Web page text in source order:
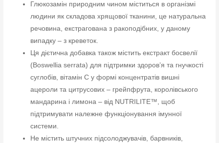
Глюкозамін природним чином міститься в організмі
людини як складова хрящової тканини, це натуральна
речовина, екстрагована з ракоподібних, у даному
випадку – з креветок.
Ця дієтична добавка також містить екстракт босвелії
(Boswellia serrata) для підтримки здоров’я та гнучкості
суглобів, вітамін C у формі концентратів вишні
ацероли та цитрусових – грейпфрута, королівського
мандарина і лимона – від NUTRILITE™, щоб
підтримувати належне функціонування імунної
системи.
Не містить штучних підсолоджувачів, барвників,